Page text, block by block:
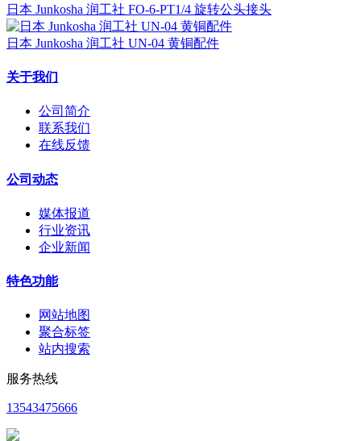
日本 Junkosha 润工社 FO-6-PT1/4 旋转公头接头
日本 Junkosha 润工社 UN-04 黄铜配件
关于我们
公司简介
联系我们
在线反馈
公司动态
媒体报道
行业资讯
企业新闻
特色功能
网站地图
聚合标签
站内搜索
服务热线
13543475666